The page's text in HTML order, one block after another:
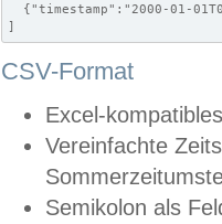
{"timestamp":"2000-01-
]
CSV-Format
Excel-
Vereinfachte
Semikolon als